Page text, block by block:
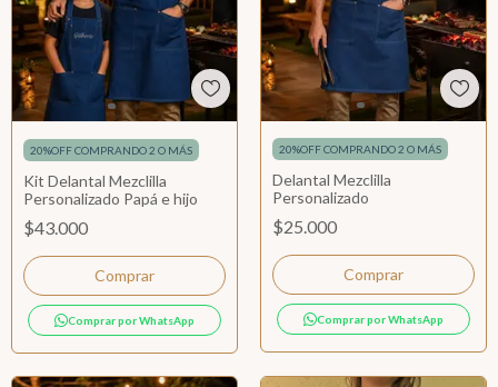
20%OFF COMPRANDO 2 O MÁS
Kit Delantal Mezclilla
Personalizado Papá e hijo
$43.000
Comprar
Comprar por WhatsApp
20%OFF COMPRANDO 2 O MÁS
Delantal Mezclilla
Personalizado
$25.000
Comprar por WhatsApp